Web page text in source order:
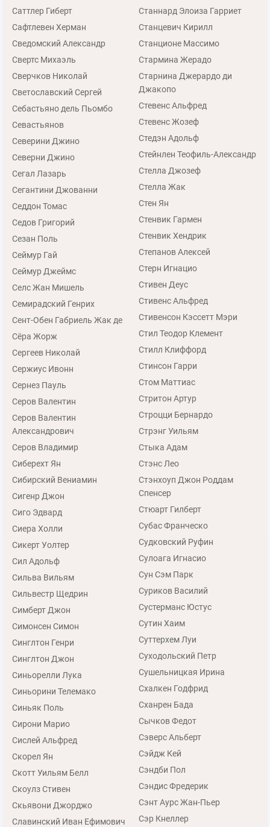
Саттлер Гиберт
Сафтлевен Херман
Сведомский Александр
Свертс Михаэль
Сверчков Николай
Светославский Сергей
Себастьяно дель Пьомбо
Севастьянов
Северини Джино
Северни Джино
Сегал Лазарь
Сегантини Джованни
Седдон Томас
Седов Григорий
Сезан Поль
Сеймур Гай
Сеймур Джеймс
Селс Жан Мишель
Семирадский Генрих
Сент-Обен Габриель Жак де
Сёра Жорж
Сергеев Николай
Сержиус Ивонн
Сернез Пауль
Серов Валентин
Серов Валентин
Александрович
Серов Владимир
Сиберехт Ян
Сибирский Вениамин
Сигенр Джон
Сиго Эдвард
Сиера Холли
Сикерт Уолтер
Сил Адольф
Сильва Вильям
Сильвестр Щедрин
Симберт Джон
Симонсен Симон
Синглтон Генри
Синглтон Джон
Синьорелли Лука
Синьорини Телемако
Синьяк Поль
Сирони Марио
Сислей Альфред
Скорел Ян
Скотт Уильям Белл
Скоулз Стивен
Скьявони Джорджо
Славинский Иван Ефимович
Станнард Элоиза Гарриет
Станцевич Кирилл
Станционе Массимо
Стармина Жерадо
Старнина Джерардо ди
Джакопо
Стевенс Альфред
Стевенс Жозеф
Стедэн Адольф
Стейнлен Теофиль-Александр
Стелла Джозеф
Стелла Жак
Стен Ян
Стенвик Гармен
Стенвик Хендрик
Степанов Алексей
Стерн Игнацио
Стивен Деус
Стивенс Альфред
Стивенсон Кэссетт Мэри
Стил Теодор Клемент
Стилл Клиффорд
Стинсон Гарри
Стом Маттиас
Стритон Артур
Строцци Бернардо
Стрэнг Уильям
Стыка Адам
Стэнс Лео
Стэнхоуп Джон Роддам
Спенсер
Стюарт Гилберт
Субас Франческо
Судковский Руфин
Сулоага Игнасио
Сун Сэм Парк
Суриков Василий
Сустерманс Юстус
Сутин Хаим
Суттерхем Луи
Суходольский Петр
Сушельницкая Ирина
Схалкен Годфрид
Сханрен Бада
Сычков Федот
Сэверс Альберт
Сэйдж Кей
Сэндби Пол
Сэндис Фредерик
Сэнт Аурс Жан-Пьер
Сэр Кнеллер